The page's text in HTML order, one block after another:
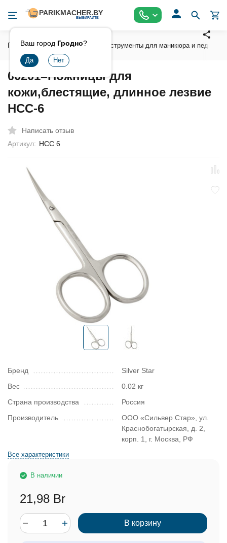
Ваш город Гродно?
Главная Инструмент Инструменты для маникюра и педикюра
00201=Ножницы для
кожи,блестящие, длинное лезвие
НСС-6
Написать отзыв
Артикул: НСС 6
Бренд
Silver Star
Вес
0.02 кг
Страна производства
Россия
Производитель
ООО «Сильвер Стар», ул.
Краснобогатырская, д. 2,
корп. 1, г. Москва, РФ
Все характеристики
В наличии
21,98 Br
В корзину